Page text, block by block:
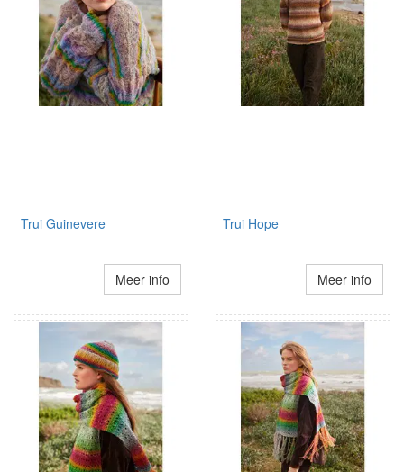
Trui Guinevere
Meer info
Trui Hope
Meer info